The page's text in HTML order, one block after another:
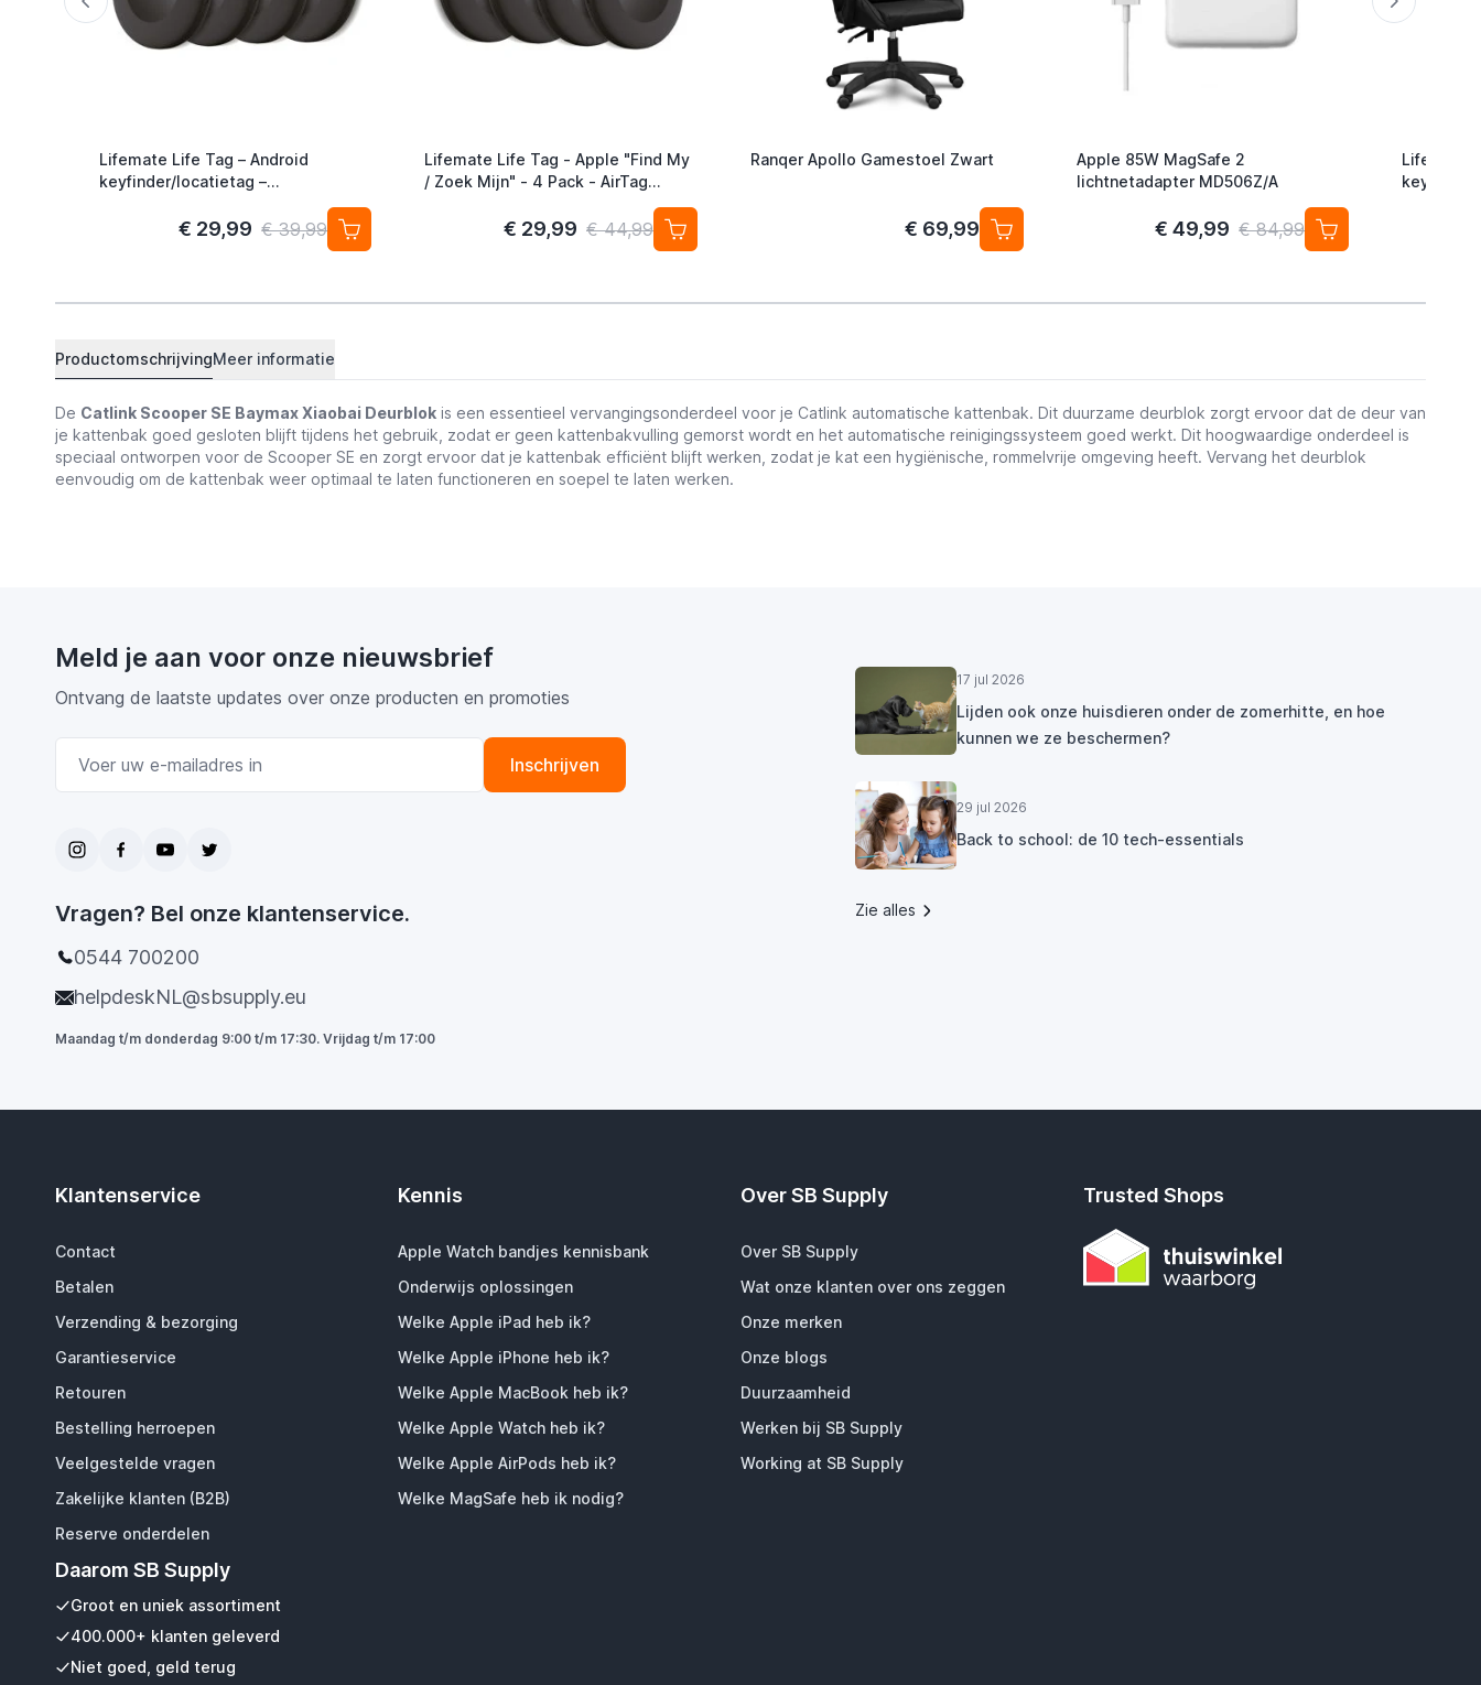
Lifemate Life Tag – Android
keyfinder/locatietag –
Android/Google Find My Device –
€ 29,99 € 39,99
Lifemate Life Tag - Apple "Find My
/ Zoek Mijn" - 4 Pack - AirTag
€ 29,99 € 44,99
Ranqer Apollo Gamestoel Zwart
€ 69,99
Apple 85W MagSafe 2
lichtnetadapter MD506Z/A
€ 49,99 € 84,99
Lifemate
ProductomschrijvingMeer informatie
De Catlink Scooper SE Baymax Xiaobai Deurblokis een essentieel vervangingsonderdeel voor je Catlink automatische kattenbak. Dit duurzame deurblok zorgt ervoor dat de deur van
je kattenbak goed gesloten blijft tijdens het gebruik, zodat er geen kattenbakvulling gemorst wordt en het automatische reinigingssysteem goed werkt. Dit hoogwaardige onderdeel is
speciaal ontworpen voor de Scooper SE en zorgt ervoor dat je kattenbak efficiënt blijft werken, zodat je kat een hygiënische, rommelvrije omgeving heeft. Vervang het deurblok
eenvoudig om de kattenbak weer optimaal te laten functioneren en soepel te laten werken.
Meld je aan voor onze nieuwsbrief
Ontvang de laatste updates over onze producten en promoties
Inschrijven
Vragen? Bel onze klantenservice.
0544 700200
helpdeskNL@sbsupply.eu
Maandag t/m donderdag 9:00 t/m 17:30. Vrijdag t/m 17:00
17 jul 2026
Lijden ook onze huisdieren onder de zomerhitte, en hoe
kunnen we ze beschermen?
29 jul 2026
Back to school: de 10 tech-essentials
Zie alles
Klantenservice
Contact
Betalen
Verzending & bezorging
Garantieservice
Retouren
Bestelling herroepen
Veelgestelde vragen
Zakelijke klanten (B2B)
Reserve onderdelen
Daarom SB Supply
Groot en uniek assortiment
400.000+ klanten geleverd
Niet goed, geld terug
Kennis
Apple Watch bandjes kennisbank
Onderwijs oplossingen
Welke Apple iPad heb ik?
Welke Apple iPhone heb ik?
Welke Apple MacBook heb ik?
Welke Apple Watch heb ik?
Welke Apple AirPods heb ik?
Welke MagSafe heb ik nodig?
Over SB Supply
Over SB Supply
Wat onze klanten over ons zeggen
Onze merken
Onze blogs
Duurzaamheid
Werken bij SB Supply
Working at SB Supply
Trusted Shops